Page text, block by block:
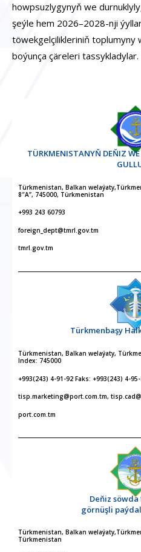
howpsuzlygynyň we
şeýle hem 2026–2028-nji
töwekgelçilikleriniň toplumyny
boýunça çäreleri tassykladylar.
TÜRKMENISTANYŇ DEŇIZ
Türkmenistan, Balkan
8″A”, 745000, Türkmenistan
+993 243 60793
foreign_dept@tmrl.gov.tm
tmrl.gov.tm
Türkmenbaşy
Türkmenistan, Balkan welaýaty,
Index: 745000
+993(243) 4-91-92 Faks: +993(243) 4-
tisp.marketing@port.com.tm,
port.com.tm
Deňiz
görnüşli
Türkmenistan, Balkan
Türkmenistan